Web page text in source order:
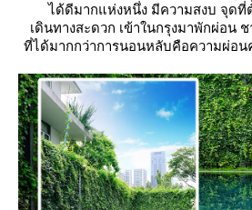
ได้ดีมากแห่งหนึ่ง มีความสงบ จุด
เดินทางสะดวก เข้าในกรุงมาพักผ่อน
ที่ได้มากกว่าการนอนหลับคือความผ่อน